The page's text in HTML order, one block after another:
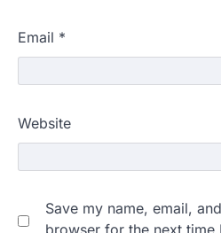
Email *
Website
Save my name, email,
browser for the next time